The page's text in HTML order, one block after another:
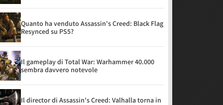
Quanto ha venduto Assassin's Creed: Black Flag
Resynced su PS5?
Il gameplay di Total War: Warhammer 40.000
sembra davvero notevole
Il director di Assassin's Creed: Valhalla torna in